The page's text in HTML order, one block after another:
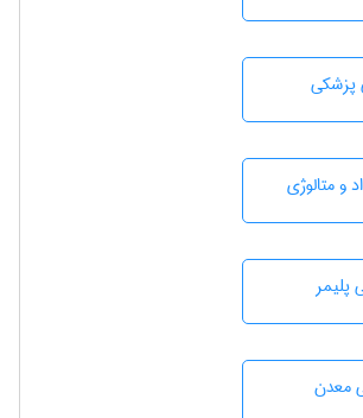
پزشکی
و متالوژی
پليمر
معدن